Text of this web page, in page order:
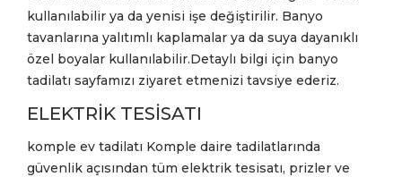
kullanılabilir ya da yenisi işe değiştirilir. Banyo
tavanlarına yalıtımlı kaplamalar ya da suya dayanıklı
özel boyalar kullanılabilir.Detaylı bilgi için banyo
tadilatı sayfamızı ziyaret etmenizi tavsiye ederiz.
ELEKTRİK TESİSATI
komple ev tadilatı Komple daire tadilatlarında
güvenlik açısından tüm elektrik tesisatı, prizler ve